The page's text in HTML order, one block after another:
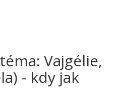
Vajgélie,
- kdy jak